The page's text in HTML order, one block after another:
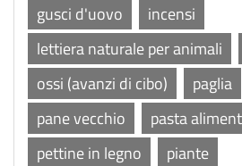
gusci d'uovo
incensi
lettiera naturale per animali
ossi (avanzi di cibo)
paglia
pane vecchio
pasta
pettine in legno
piante